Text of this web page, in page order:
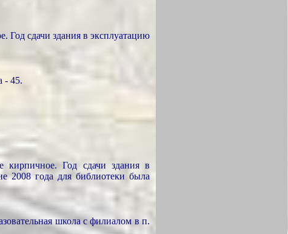
Год сдачи здания в эксплуатацию
- 45.
кирпичное. Год сдачи здания в
2008 года для библиотеки была
школа с филиалом в п.